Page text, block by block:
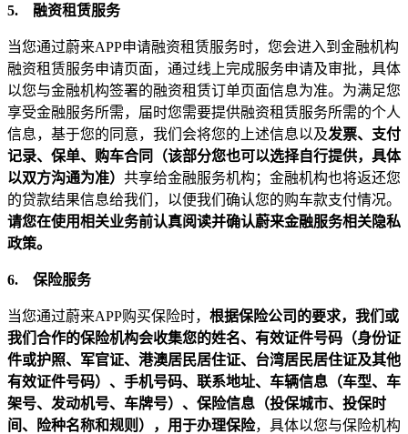
5. 融资租赁服务
当您通过蔚来APP申请融资租赁服务时，您会进入到金融机构
融资租赁服务申请页面，通过线上完成服务申请及审批，具体
以您与金融机构签署的融资租赁订单页面信息为准。为满足您
享受金融服务所需，届时您需要提供融资租赁服务所需的个人
信息，基于您的同意，我们会将您的上述信息以及发票、支付
记录、保单、购车合同（该部分您也可以选择自行提供，具体
以双方沟通为准） 共享给金融服务机构；金融机构也将返还您
的贷款结果信息给我们，以便我们确认您的购车款支付情况。
请您在使用相关业务前认真阅读并确认蔚来金融服务相关隐私
政策。
6. 保险服务
当您通过蔚来APP购买保险时， 根据保险公司的要求，我们或
我们合作的保险机构会收集您的姓名、有效证件号码（身份证
件或护照、军官证、港澳居民居住证、台湾居民居住证及其他
有效证件号码）、手机号码、联系地址、车辆信息（车型、车
架号、发动机号、车牌号）、保险信息（投保城市、投保时
间、险种名称和规则），用于办理保险，具体以您与保险机构